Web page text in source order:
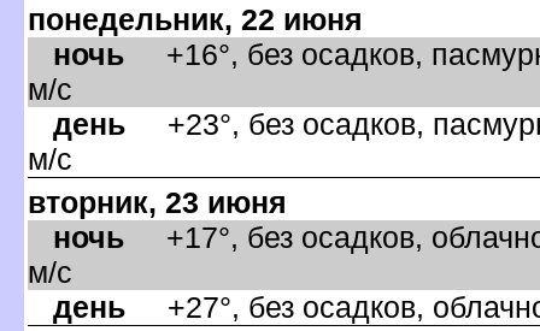
понедельник, 22 июня
ночь +16°, без осадков,
м/с
день +23°, без осадков,
м/с
торник, 23 июня
ночь +17°, без осадков,
м/с
день +27°, без осадков,